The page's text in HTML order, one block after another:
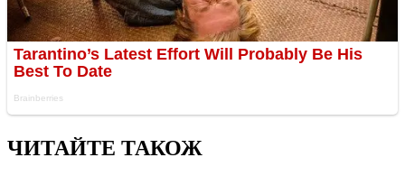
ЧИТАЙТЕ ТАКОЖ